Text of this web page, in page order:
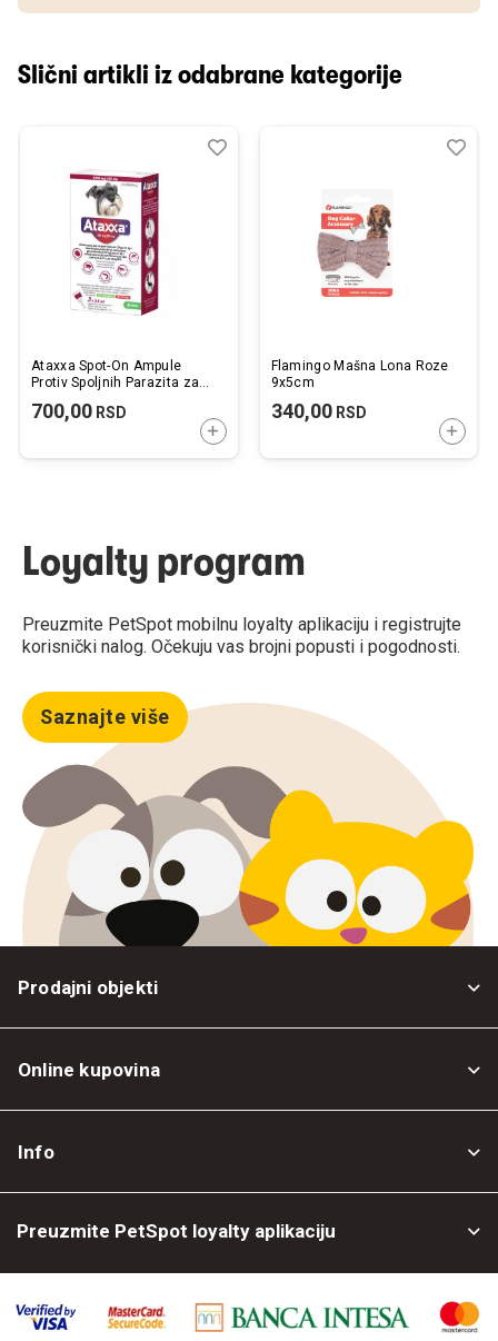
Slični artikli iz odabrane kategorije
Ataxxa Spot-On Ampule
Protiv Spoljnih Parazita za
700,00 RSD
DODAJTE U KORPU
Dodaj
Uporedi
Flamingo Mašna Lona Roze
9x5cm
340,00RSD
Loyalty program
Preuzmite PetSpot mobilnu loyalty aplikaciju i registrujte
korisnički nalog. Očekuju vas brojni popusti i pogodnosti.
Saznajte više
Prodajni objekti
Online kupovina
Info
Preuzmite PetSpot loyalty aplikaciju